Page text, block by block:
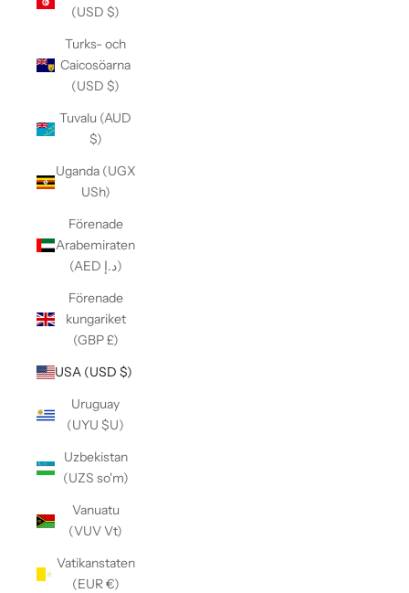
(USD $)
Turks- och
Caicosöarna
(USD $)
Tuvalu (AUD
$)
Uganda (UGX
USh)
Förenade
Arabemiraten
(AED د.إ)
Förenade
kungariket
(GBP £)
USA (USD $)
Uruguay
(UYU $U)
Uzbekistan
(UZS so'm)
Vanuatu
(VUV Vt)
Vatikanstaten
(EUR €)